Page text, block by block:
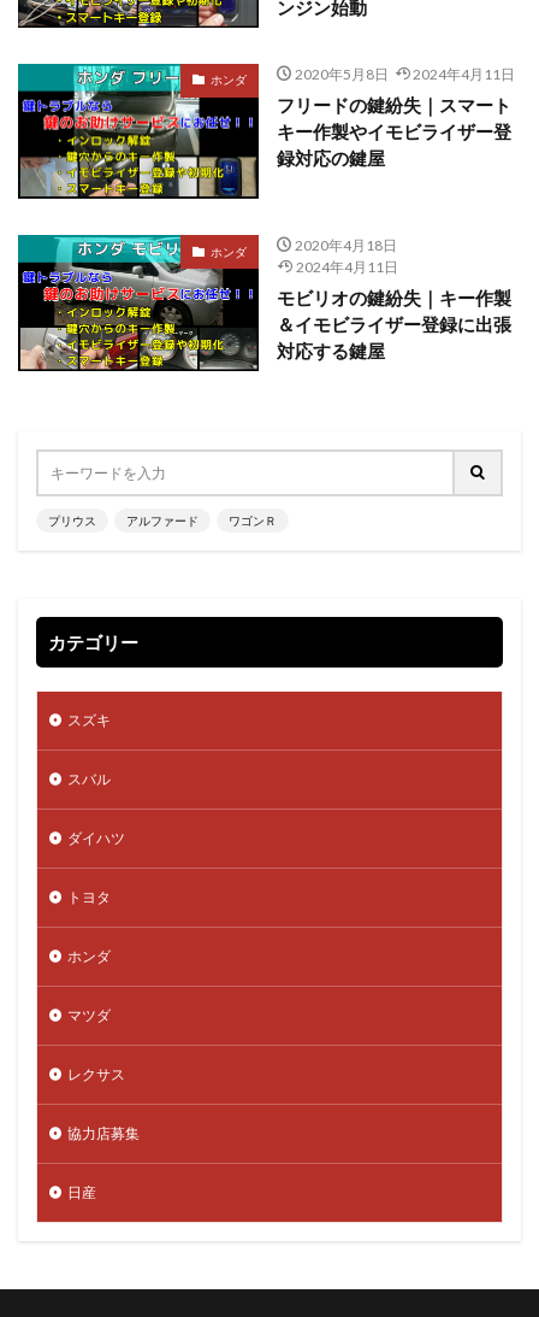
ンジン始動
ホンダ 2020年5月8日 2024年4月11日
フリードの鍵紛失｜スマート
キー作製やイモビライザー登
録対応の鍵屋
ホンダ
2020年4月18日
2024年4月11日
モビリオの鍵紛失｜キー作製
＆イモビライザー登録に出張
対応する鍵屋
プリウス アルファード ワゴンＲ
カテゴリー
スズキ
スバル
ダイハツ
トヨタ
ホンダ
マツダ
レクサス
協力店募集
日産